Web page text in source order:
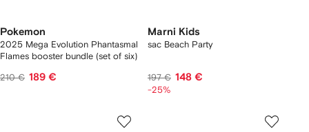
Pokemon
2025 Mega Evolution Phantasmal
Flames booster bundle (set of six)
210 € 189 €
Marni Kids
sac Beach Party
197 € 148 €
-25%